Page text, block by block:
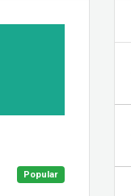
Popular